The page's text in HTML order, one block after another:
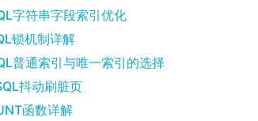
字符串字段索引优化
锁机制详解
普通索引与唯一索引的选择
抖动刷脏页
函数详解